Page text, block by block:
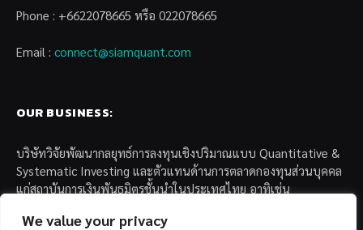
We value your privacy
Phone : +6622078665 หรือ 022078665
Email : connect@siamquant.com
OUR BUSINESS:
บริษัทวิจัยพัฒนากลยุทธ์การลงทุนเชิงปริมาณแบบ Quantitative &
Systematic Investing และตัวแทนด้านการตลาดกองทุนส่วนบุคคล
แก่สถาบันการเงินพันธมิตรชั้นนำในประเทศไทย อาทิเช่น
– บล. กรุงไทย เอ็กซ์สปริง จำกัด